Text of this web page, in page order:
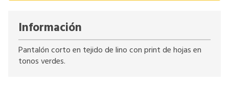
Información
Pantalón corto en tejido de lino con print de hojas en
tonos verdes.